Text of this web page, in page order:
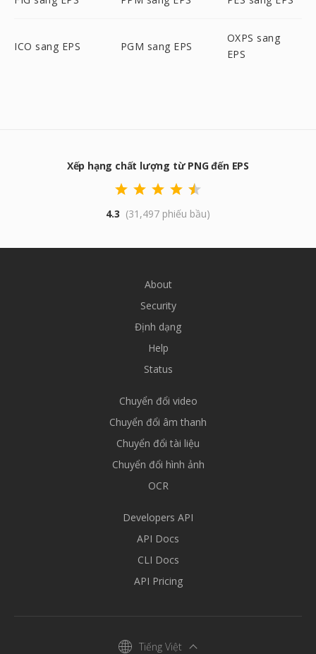
ICO sang EPS PGM sang EPS
OXPS sang
EPS
Xếp hạng chất lượng từ PNG đến EPS
4.3 (31,497 phiếu bầu)
About
Security
Định dạng
Help
Status
Chuyển đổi video
Chuyển đổi âm thanh
Chuyển đổi tài liệu
Chuyển đổi hình ảnh
OCR
Developers API
API Docs
CLI Docs
API Pricing
Tiếng Việt